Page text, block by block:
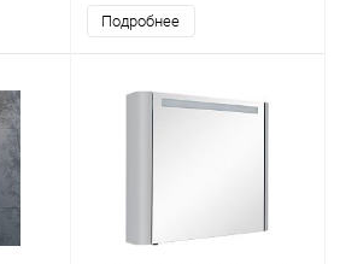
Подробнее